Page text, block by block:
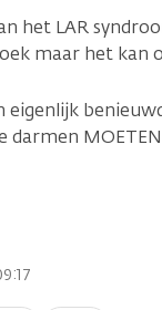
het LAR
maar het kan
eigenlijk
darmen